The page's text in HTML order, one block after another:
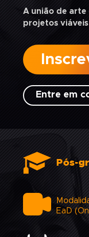
A união de arte
projetos
Entre em
Pós-
EaD